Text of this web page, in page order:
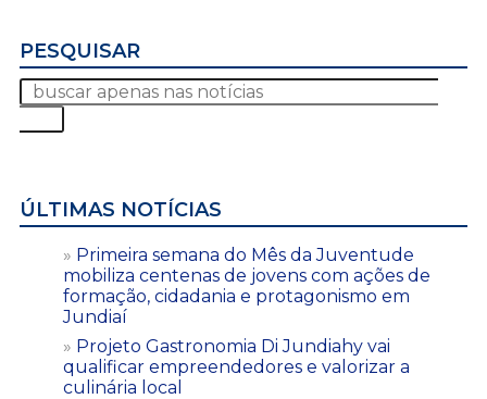
PESQUISAR
ÚLTIMAS NOTÍCIAS
Primeira semana do Mês da Juventude
mobiliza centenas de jovens com ações de
formação, cidadania e protagonismo em
Jundiaí
Projeto Gastronomia Di Jundiahy vai
qualificar empreendedores e valorizar a
culinária local